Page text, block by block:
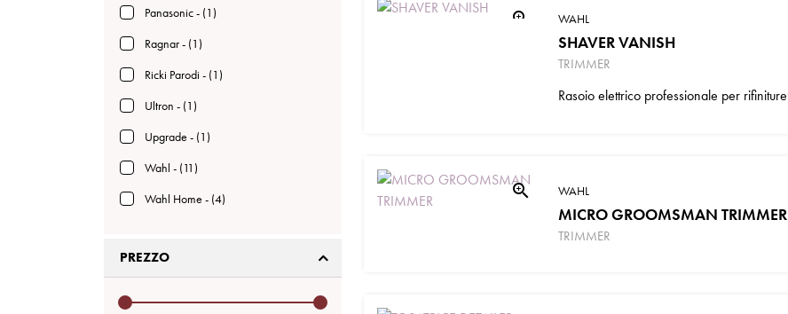
Panasonic - (1)
Ragnar - (1)
Ricki Parodi - (1)
Ultron - (1)
Upgrade - (1)
Wahl - (11)
Wahl Home - (4)
PREZZO
zoom_in WAHL
SHAVER VANISH
TRIMMER
Rasoio elettrico professionale per rifiniture
zoom_in WAHL
MICRO GROOMSMAN TRIMMER
TRIMMER